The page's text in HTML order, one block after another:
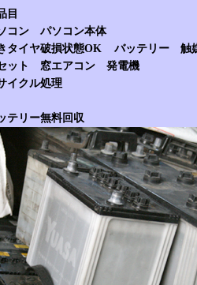
目
コン パソコン本体
タイヤ破損状態OK バッテリー 触
ット 窓エアコン 発電機
イクル処理
テリー無料回収